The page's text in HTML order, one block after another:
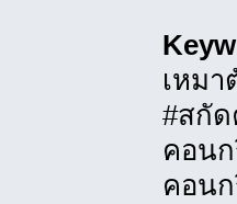
เหม
#สกัด
คอน
คอน